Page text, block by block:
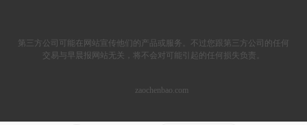
第三方公司可能在网站宣传他们的产品或服务。不过您跟第三方公司的任何
交易与早晨报网站无关，将不会对可能引起的任何损失负责。
zaochenbao.com